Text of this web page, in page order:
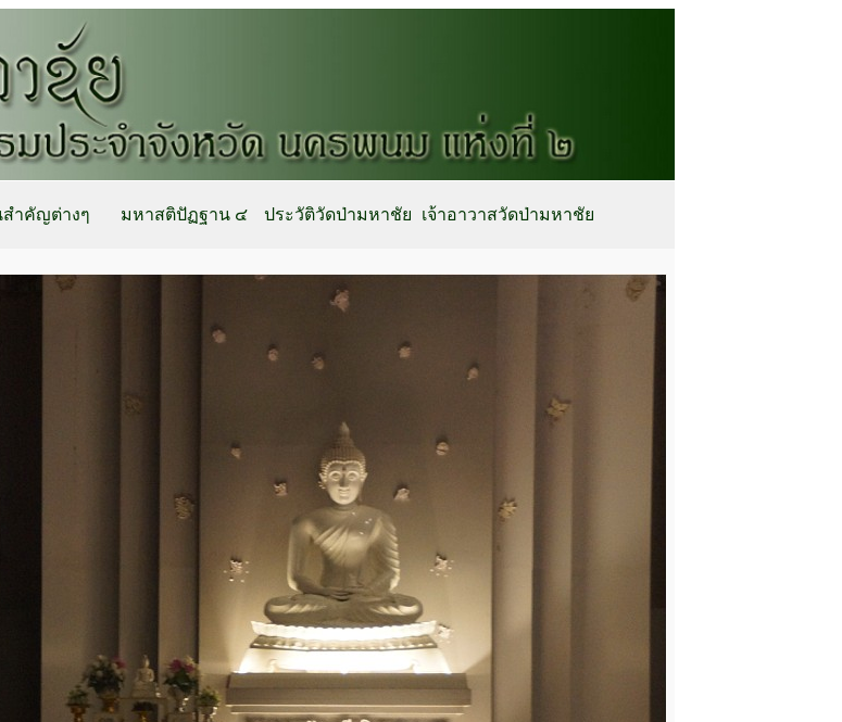
สำคัญต่างๆ มหาสติปัฏฐาน ๔ ประวัติวัดป่ามหาชัย เจ้าอาวาสวัดป่ามหาชัย